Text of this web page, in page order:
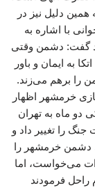
دلیل نیز در
با اشاره به
گفت: دشمن وقتی
به ایمان و باور
را برهم می‌زند.
خرمشهر اظهار
ماه به تهران
را تغییر داد و
دشمن خرمشهر را
می‌خواست، اما
راحل فرمودند